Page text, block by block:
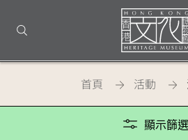
部
打開搜尋
首
頁
首頁 活動
顯示篩選